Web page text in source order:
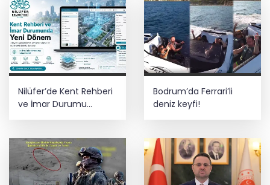
Nilüfer’de Kent Rehberi
ve İmar Durumu
Sorgulama yenilendi
Bodrum’da Ferrari’li
deniz keyfi!